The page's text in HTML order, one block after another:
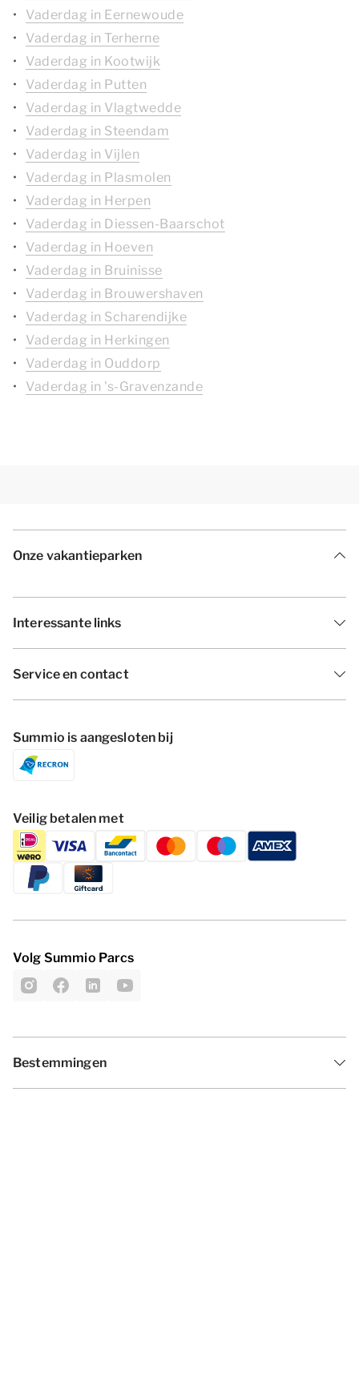
Vaderdag in Eernewoude
Vaderdag in Terherne
Vaderdag in Kootwijk
Vaderdag in Putten
Vaderdag in Vlagtwedde
Vaderdag in Steendam
Vaderdag in Vijlen
Vaderdag in Plasmolen
Vaderdag in Herpen
Vaderdag in Diessen-Baarschot
Vaderdag in Hoeven
Vaderdag in Bruinisse
Vaderdag in Brouwershaven
Vaderdag in Scharendijke
Vaderdag in Herkingen
Vaderdag in Ouddorp
Vaderdag in 's-Gravenzande
Onze vakantieparken
Interessante links
Service en contact
Summio is aangesloten bij
Veilig betalen met
Volg Summio Parcs
Bestemmingen